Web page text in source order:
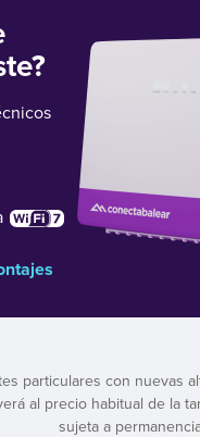
particulares con nuevas
al precio habitual de la
sujeta a